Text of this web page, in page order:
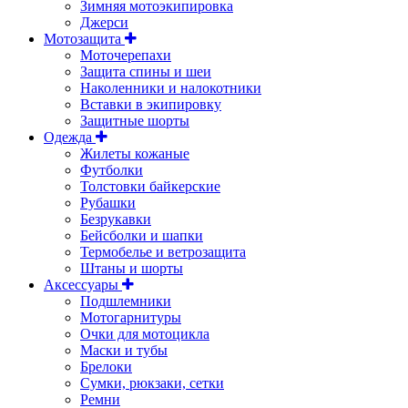
Зимняя мотоэкипировка
Джерси
Мотозащита
Моточерепахи
Защита спины и шеи
Наколенники и налокотники
Вставки в экипировку
Защитные шорты
Одежда
Жилеты кожаные
Футболки
Толстовки байкерские
Рубашки
Безрукавки
Бейсболки и шапки
Термобелье и ветрозащита
Штаны и шорты
Аксессуары
Подшлемники
Мотогарнитуры
Очки для мотоцикла
Маски и тубы
Брелоки
Сумки, рюкзаки, сетки
Ремни